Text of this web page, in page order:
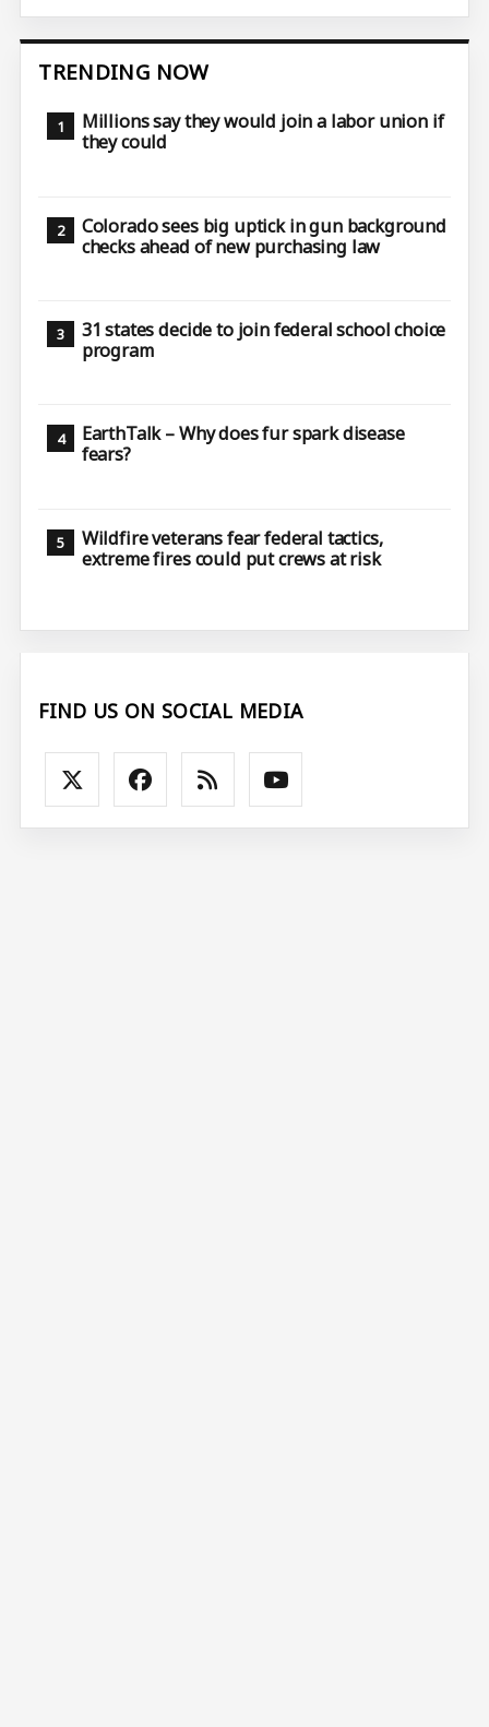
TRENDING NOW
Millions say they would join a labor union if
they could
Colorado sees big uptick in gun background
checks ahead of new purchasing law
31 states decide to join federal school choice
program
EarthTalk – Why does fur spark disease
fears?
Wildfire veterans fear federal tactics,
extreme fires could put crews at risk
FIND US ON SOCIAL MEDIA